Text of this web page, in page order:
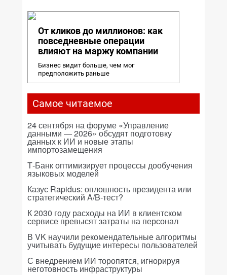
От кликов до миллионов: как
повседневные операции
влияют на маржу компании
Бизнес видит больше, чем мог
предположить раньше
Самое читаемое
24 сентября на форуме «Управление
данными — 2026» обсудят подготовку
данных к ИИ и новые этапы
импортозамещения
Т-Банк оптимизирует процессы дообучения
языковых моделей
Казус Rapidus: оплошность президента или
стратегический A/B-тест?
К 2030 году расходы на ИИ в клиентском
сервисе превысят затраты на персонал
В VK научили рекомендательные алгоритмы
учитывать будущие интересы пользователей
С внедрением ИИ торопятся, игнорируя
неготовность инфраструктуры